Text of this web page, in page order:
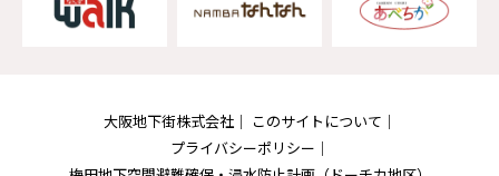
大阪地下街株式会社
このサイトについて
プライバシーポリシー